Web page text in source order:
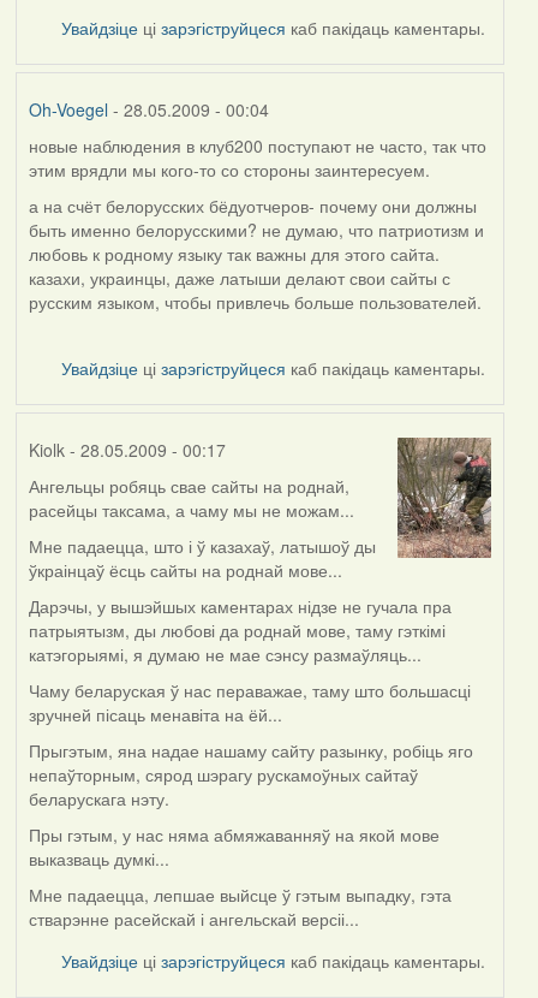
Увайдзіце цізарэгіструйцеся каб пакідаць каментары.
Oh-Voegel - 28.05.2009 - 00:04
In
reply
to
by
Harrier
новые наблюдения в клуб200 поступают не часто, так что
этим врядли мы кого-то со стороны заинтересуем.
а на счёт белорусских бёдуотчеров- почему они должны
быть именно белорусскими? не думаю, что патриотизм и
любовь к родному языку так важны для этого сайта.
казахи, украинцы, даже латыши делают свои сайты с
русским языком, чтобы привлечь больше пользователей.
Увайдзіце цізарэгіструйцеся каб пакідаць каментары.
Kiolk- 28.05.2009 - 00:17
In
reply
to
by
Voegel
Ангельцы робяць свае сайты на роднай,
расейцы таксама, а чаму мы не можам...
Мне падаецца, што і ў казахаў, латышоў ды
ўкраінцаў ёсць сайты на роднай мове...
Дарэчы, у вышэйшых каментарах нідзе не гучала пра
патрыятызм, ды любові да роднай мове, таму гэткімі
катэгорыямі, я думаю не мае сэнсу размаўляць...
Чаму беларуская ў нас пераважае, таму што большасці
зручней пісаць менавіта на ёй...
Прыгэтым, яна надае нашаму сайту разынку, робіць яго
непаўторным, сярод шэрагу рускамоўных сайтаў
беларускага нэту.
Пры гэтым, у нас няма абмяжаванняў на якой мове
выказваць думкі...
Мне падаецца, лепшае выйсце ў гэтым выпадку, гэта
стварэнне расейскай і ангельскай версіі...
Увайдзіце цізарэгіструйцеся каб пакідаць каментары.